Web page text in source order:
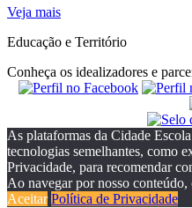
Veja mais
Educação e Território
Conheça os idealizadores e
As plataformas da Cidade
tecnologias semelhantes, como
Privacidade, para recomendar
Ao navegar por nosso
Aceitar Política de Privacidade